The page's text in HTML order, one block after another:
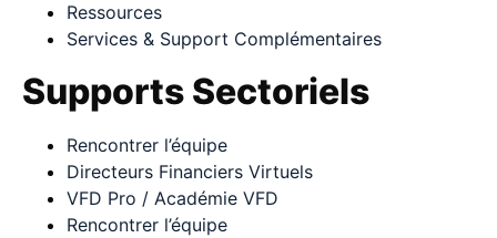
Ressources
Services & Support Complémentaires
Supports Sectoriels
Rencontrer l’équipe
Directeurs Financiers Virtuels
VFD Pro / Académie VFD
Rencontrer l’équipe